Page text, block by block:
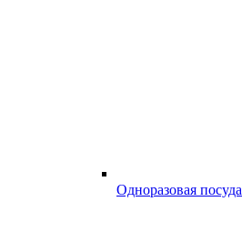
Одноразовая посуда